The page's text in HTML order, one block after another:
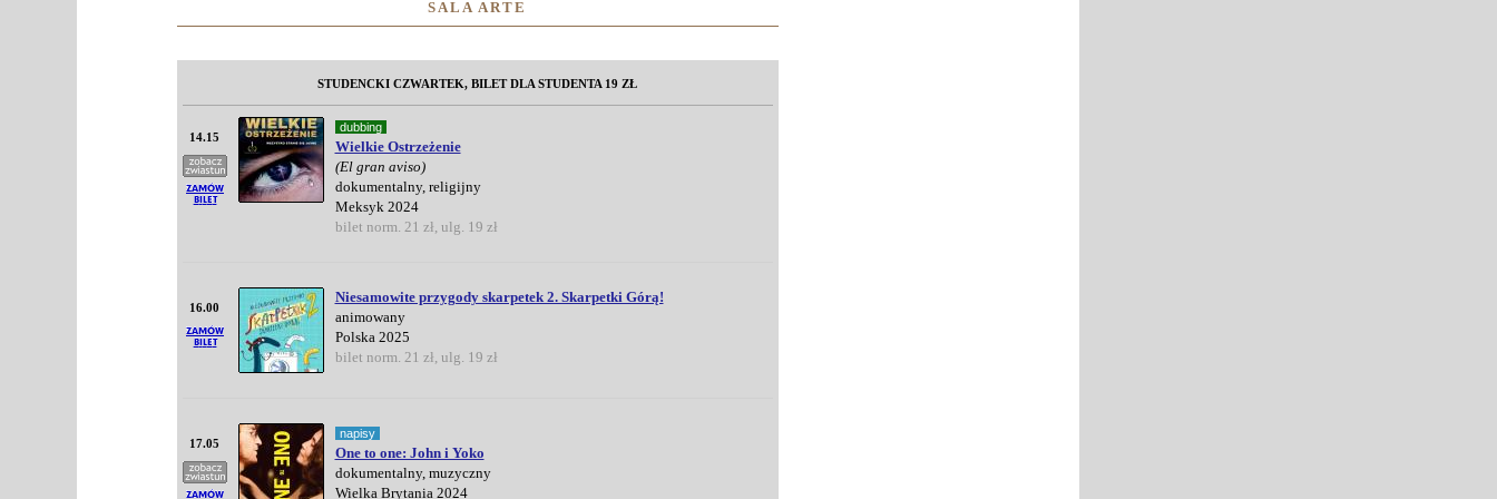
SALA ARTE
STUDENCKI CZWARTEK, BILET DLA STUDENTA 19 ZŁ
14.15
dubbing
Wielkie Ostrzeżenie
(El gran aviso)
dokumentalny, religijny
Meksyk 2024
bilet norm. 21 zł, ulg. 19 zł
16.00
Niesamowite przygody skarpetek 2. Skarpetki Górą!
animowany
Polska 2025
bilet norm. 21 zł, ulg. 19 zł
17.05
napisy
One to one: John i Yoko
dokumentalny, muzyczny
Wielka Brytania 2024